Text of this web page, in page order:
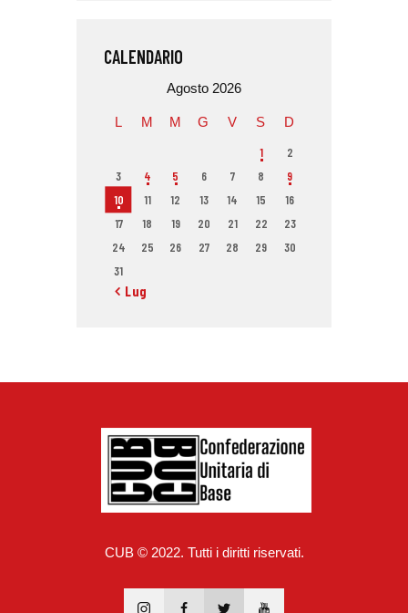
CALENDARIO
Agosto 2026
L M M G V S D
1
2
3
4 5 6 7 8
9
10
11 12 13 14 15
16
17
18 19 20 21 22
23
24
25 26 27 28 29
30
31
« Lug
CUB © 2022. Tutti i diritti riservati.